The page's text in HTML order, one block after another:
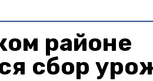
районе
сбор